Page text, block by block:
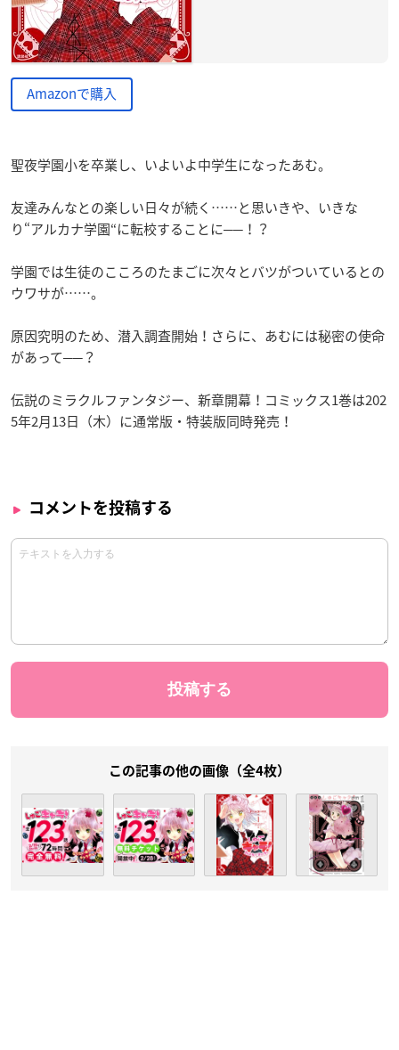
Amazonで購入
聖夜学園小を卒業し、いよいよ中学生になったあむ。
友達みんなとの楽しい日々が続く……と思いきや、いきな
り“アルカナ学園“に転校することに──！？
学園では生徒のこころのたまごに次々とバツがついているとの
ウワサが……。
原因究明のため、潜入調査開始！さらに、あむには秘密の使命
があって──？
伝説のミラクルファンタジー、新章開幕！コミックス1巻は202
5年2月13日（木）に通常版・特装版同時発売！
コメントを投稿する
この記事の他の画像（全4枚）